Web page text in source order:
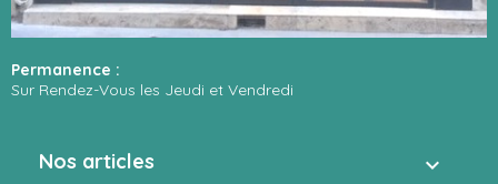
Permanence :
Sur Rendez-Vous les Jeudi et Vendredi
Nos articles 